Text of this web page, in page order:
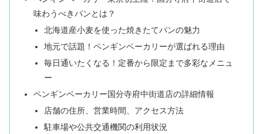
味わうべきパンとは？
北海道産小麦を使った焼きたてパンの魅力
地元で話題！ペンギンベーカリーが選ばれる理由
毎日通いたくなる！定番から限定まで多彩なメニュ
ー
ペンギンベーカリー国分寺府中街道店の詳細情報
店舗の住所、営業時間、アクセス方法
駐車場や公共交通機関の利用状況